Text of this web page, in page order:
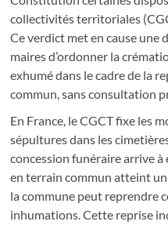
collectivités territoriales
Ce verdict met en cause
maires d’ordonner la
exhumé dans le cadre de la
commun, sans consultation
En France, le CGCT fixe les
sépultures dans les
concession funéraire arrive à
en terrain commun atteint un
la commune peut reprendre
inhumations. Cette reprise